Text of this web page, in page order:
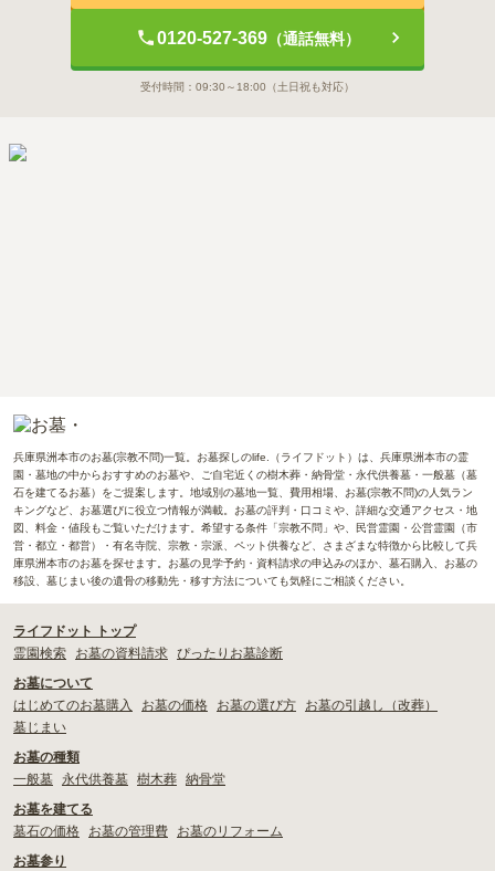
0120-527-369（通話無料）
受付時間： 09:30～18:00 （土日祝も対応）
兵庫県洲本市のお墓(宗教不問)一覧。お墓探しのlife.（ライフドット）は、兵庫県洲本市の霊
園・墓地の中からおすすめのお墓や、ご自宅近くの樹木葬・納骨堂・永代供養墓・一般墓（墓
石を建てるお墓）をご提案します。地域別の墓地一覧、費用相場、お墓(宗教不問)の人気ラン
キングなど、お墓選びに役立つ情報が満載。お墓の評判・口コミや、詳細な交通アクセス・地
図、料金・値段もご覧いただけます。希望する条件「宗教不問」や、民営霊園・公営霊園（市
営・都立・都営）・有名寺院、宗教・宗派、ペット供養など、さまざまな特徴から比較して兵
庫県洲本市のお墓を探せます。お墓の見学予約・資料請求の申込みのほか、墓石購入、お墓の
移設、墓じまい後の遺骨の移動先・移す方法についても気軽にご相談ください。
ライフドット トップ
霊園検索
お墓の資料請求 ぴったりお墓診断
お墓について
はじめてのお墓購入
お墓の価格 お墓の選び方
お墓の引越し（改葬）
墓じまい
お墓の種類
一般墓
永代供養墓 樹木葬 納骨堂
お墓を建てる
墓石の価格
お墓の管理費
お墓のリフォーム
お墓参り